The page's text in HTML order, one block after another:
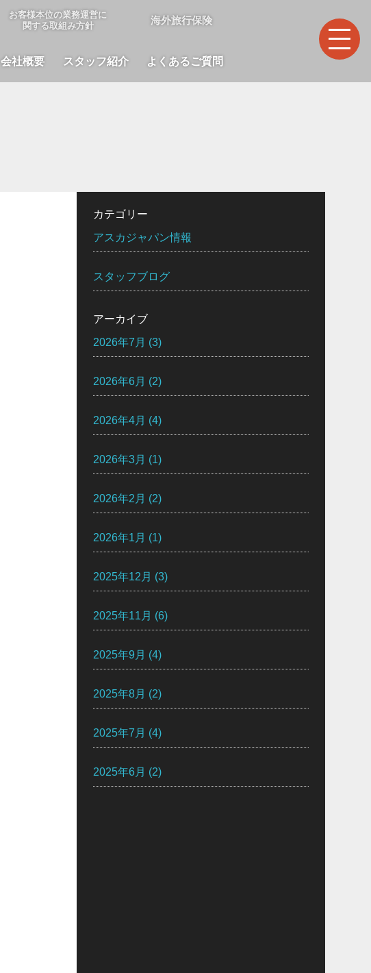
お客様本位の業務運営に
関する取組み方針
海外旅行保険
会社概要 スタッフ紹介 よくあるご質問
カテゴリー
アスカジャパン情報
スタッフブログ
アーカイブ
2026年7月 (3)
2026年6月 (2)
2026年4月 (4)
2026年3月 (1)
2026年2月 (2)
2026年1月 (1)
2025年12月 (3)
2025年11月 (6)
2025年9月 (4)
2025年8月 (2)
2025年7月 (4)
2025年6月 (2)